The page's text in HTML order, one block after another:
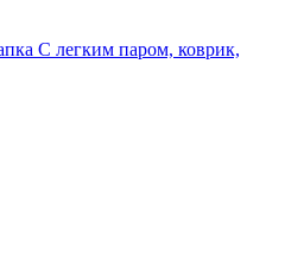
С легким паром, коврик,